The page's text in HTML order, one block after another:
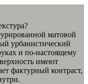
матовой
урбанистический
и по-настоящему
имеют
фактурный контраст,